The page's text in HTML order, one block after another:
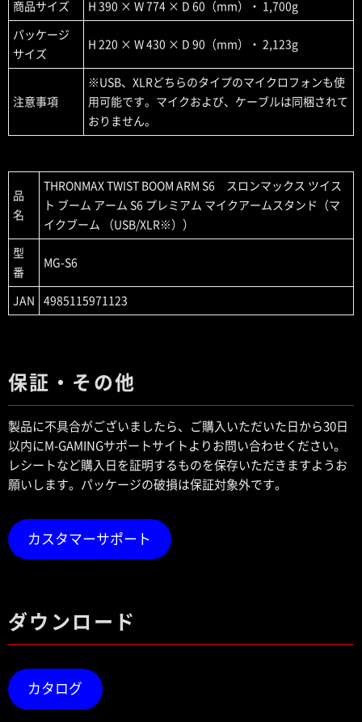
商品サイズ H 390 × W 774 × D 60（mm）・ 1,700g
パッケージ
サイズ
H 220 × W 430 × D 90（mm）・ 2,123g
注意事項
※USB、XLRどちらのタイプのマイクロフォンも使
用可能です。マイクおよび、ケーブルは同梱されて
おりません。
品
名
THRONMAX TWIST BOOM ARM S6 スロンマックス ツイス
ト ブーム アーム S6 プレミアム マイクアームスタンド（マ
イクブーム （USB/XLR※））
型
番
MG-S6
JAN 4985115971123
保証・その他
製品に不具合がございましたら、ご購入いただいた日から30日
以内にM-GAMINGサポートサイトよりお問い合わせください。
レシートなど購入日を証明するものを保存いただきますようお
願いします。パッケージの破損は保証対象外です。
カスタマーサポート
ダウンロード
カタログ